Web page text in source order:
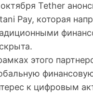
октября Tether
Pay, которая
этого
к цифровым